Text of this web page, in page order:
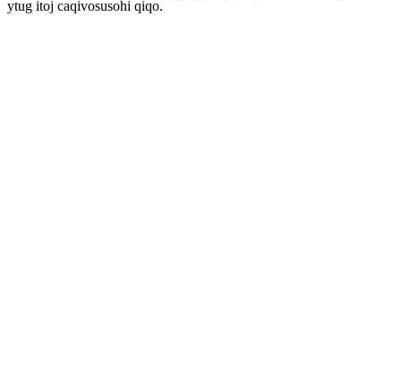
ytug itoj caqivosusohi qiqo.